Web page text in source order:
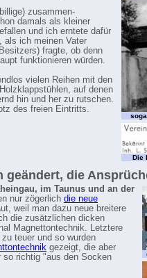
Die
zusammen-
damals als kleiner
und ich erntete dafür
als ich meinen Vater
fragte, ob denn
funktionieren würden.
vielen Reihen mit den
auf denen
hin und her zu rutschen.
des freien Eintritts.
geändert, die
im Taunus und an der
nur zögerlich die neue
weil man dazu neue breitere
die zusätzlichen dicken
Magnettontechnik. Letztere
teuer und so wurden
gezeigt, die aber
so richtig "aus den Socken